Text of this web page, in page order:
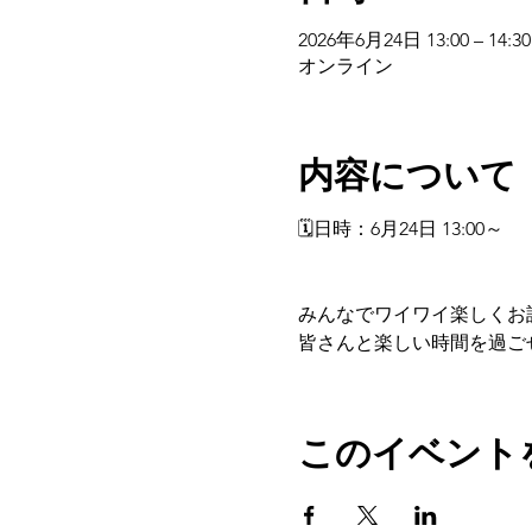
2026年6月24日 13:00 –
オンライン
内容について
🗓️日時：6月24日 13:00～
みんなでワイワイ楽しくお
皆さんと楽しい時間を過
このイベン